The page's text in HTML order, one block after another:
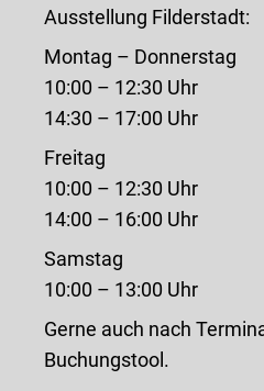
Ausstellung Filderstadt:
Montag – Donnerstag
10:00 – 12:30 Uhr
14:30 – 17:00 Uhr
Freitag
10:00 – 12:30 Uhr
14:00 – 16:00 Uhr
Samstag
10:00 – 13:00 Uhr
Gerne auch nach
Buchungstool.